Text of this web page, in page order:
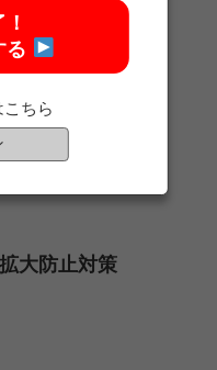
間帯の予約を取りま
大防止対策
る
ちら